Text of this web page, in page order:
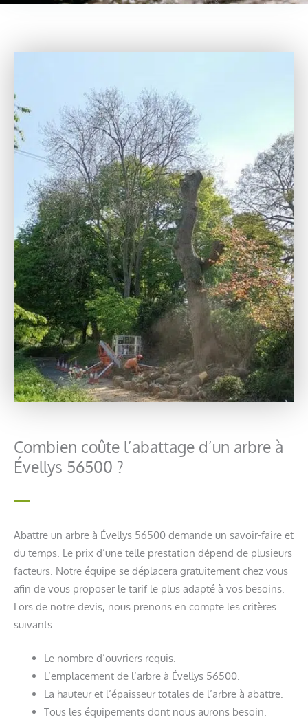
Combien coûte l’abattage d’un arbre à
Évellys 56500 ?
Abattre un arbre à Évellys 56500 demande un savoir-faire et
du temps. Le prix d’une telle prestation dépend de plusieurs
facteurs. Notre équipe se déplacera gratuitement chez vous
afin de vous proposer le tarif le plus adapté à vos besoins.
Lors de notre devis, nous prenons en compte les critères
suivants :
Le nombre d’ouvriers requis.
L’emplacement de l’arbre à Évellys 56500.
La hauteur et l’épaisseur totales de l’arbre à abattre.
Tous les équipements dont nous aurons besoin.